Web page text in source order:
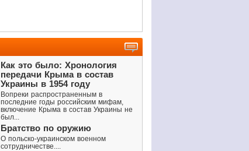
Как это было: Хронология
передачи Крыма в состав
Украины в 1954 году
Вопреки распространенным в
последние годы российским мифам,
включение Крыма в состав Украины не
был...
Братство по оружию
О польско-украинском военном
сотрудничестве....